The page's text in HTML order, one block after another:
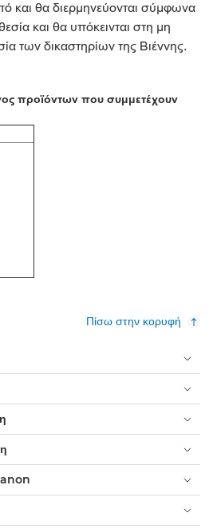
και θα διερμηνεύονται σύμφωνα
και θα υπόκεινται στη μη
των δικαστηρίων της Βιέννης.
προϊόντων που συμμετέχουν
Πίσω στην κορυφή